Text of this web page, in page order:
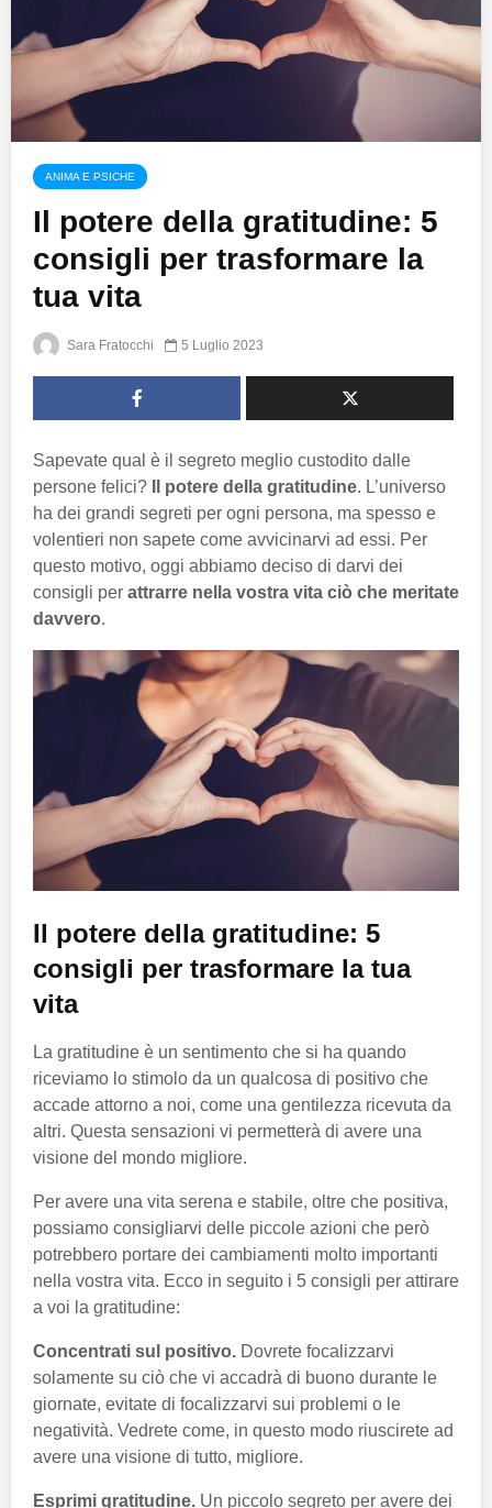
ANIMA E PSICHE
Il potere della gratitudine: 5
consigli per trasformare la
tua vita
Sara Fratocchi 5 Luglio 2023
Sapevate qual è il segreto meglio custodito dalle
persone felici?
Il potere della gratitudine. L’universo
ha dei grandi segreti per ogni persona, ma spesso e
volentieri non sapete come avvicinarvi ad essi. Per
questo motivo, oggi abbiamo deciso di darvi dei
consigli per attrarre nella vostra vita ciò che meritate
davvero.
Il potere della gratitudine: 5
consigli per trasformare la tua
vita
La gratitudine è un sentimento che si ha quando
riceviamo lo stimolo da un qualcosa di positivo che
accade attorno a noi, come una gentilezza ricevuta da
altri. Questa sensazioni vi permetterà di avere una
visione del mondo migliore.
Per avere una vita serena e stabile, oltre che positiva,
possiamo consigliarvi delle piccole azioni che però
potrebbero portare dei cambiamenti molto importanti
nella vostra vita. Ecco in seguito i 5 consigli per attirare
a voi la gratitudine:
Concentrati sul positivo. Dovrete focalizzarvi
solamente su ciò che vi accadrà di buono durante le
giornate, evitate di focalizzarvi sui problemi o le
negatività. Vedrete come, in questo modo riuscirete ad
avere una visione di tutto, migliore.
Esprimi gratitudine. Un piccolo segreto per avere dei